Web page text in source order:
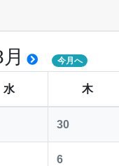
今月へ
水 木
30
6